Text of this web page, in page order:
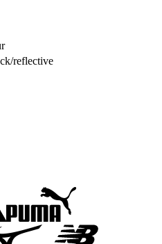
reflective